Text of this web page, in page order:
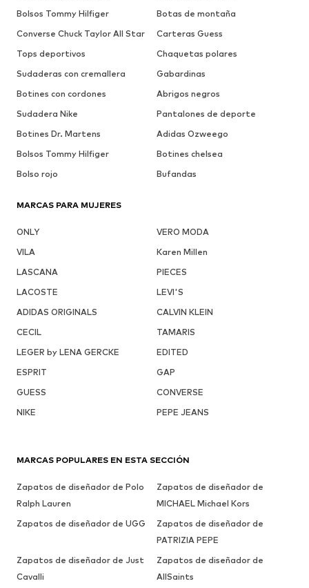
Bolsos Tommy Hilfiger
Botas de montaña
Converse Chuck Taylor All Star
Carteras Guess
Tops deportivos
Chaquetas polares
Sudaderas con cremallera
Gabardinas
Botines con cordones
Abrigos negros
Sudadera Nike
Pantalones de deporte
Botines Dr. Martens
Adidas Ozweego
Bolsos Tommy Hilfiger
Botines chelsea
Bolso rojo
Bufandas
MARCAS PARA MUJERES
ONLY
VERO MODA
VILA
Karen Millen
LASCANA
PIECES
LACOSTE
LEVI'S
ADIDAS ORIGINALS
CALVIN KLEIN
CECIL
TAMARIS
LEGER by LENA GERCKE
EDITED
ESPRIT
GAP
GUESS
CONVERSE
NIKE
PEPE JEANS
MARCAS POPULARES EN ESTA SECCIÓN
Zapatos de diseñador de Polo
Ralph Lauren
Zapatos de diseñador de
MICHAEL Michael Kors
Zapatos de diseñador de UGG
Zapatos de diseñador de
PATRIZIA PEPE
Zapatos de diseñador de Just
Cavalli
Zapatos de diseñador de
AllSaints